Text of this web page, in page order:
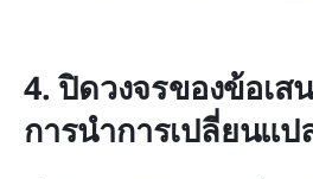
4. ปิดวงจรของข้อเส
การนำการเปลี่ยนแป